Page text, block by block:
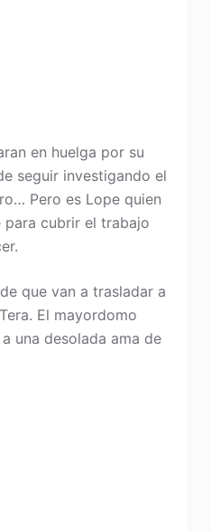
en huelga por su
seguir investigando el
Pero es Lope quien
para cubrir el trabajo
que van a trasladar a
El mayordomo
una desolada ama de